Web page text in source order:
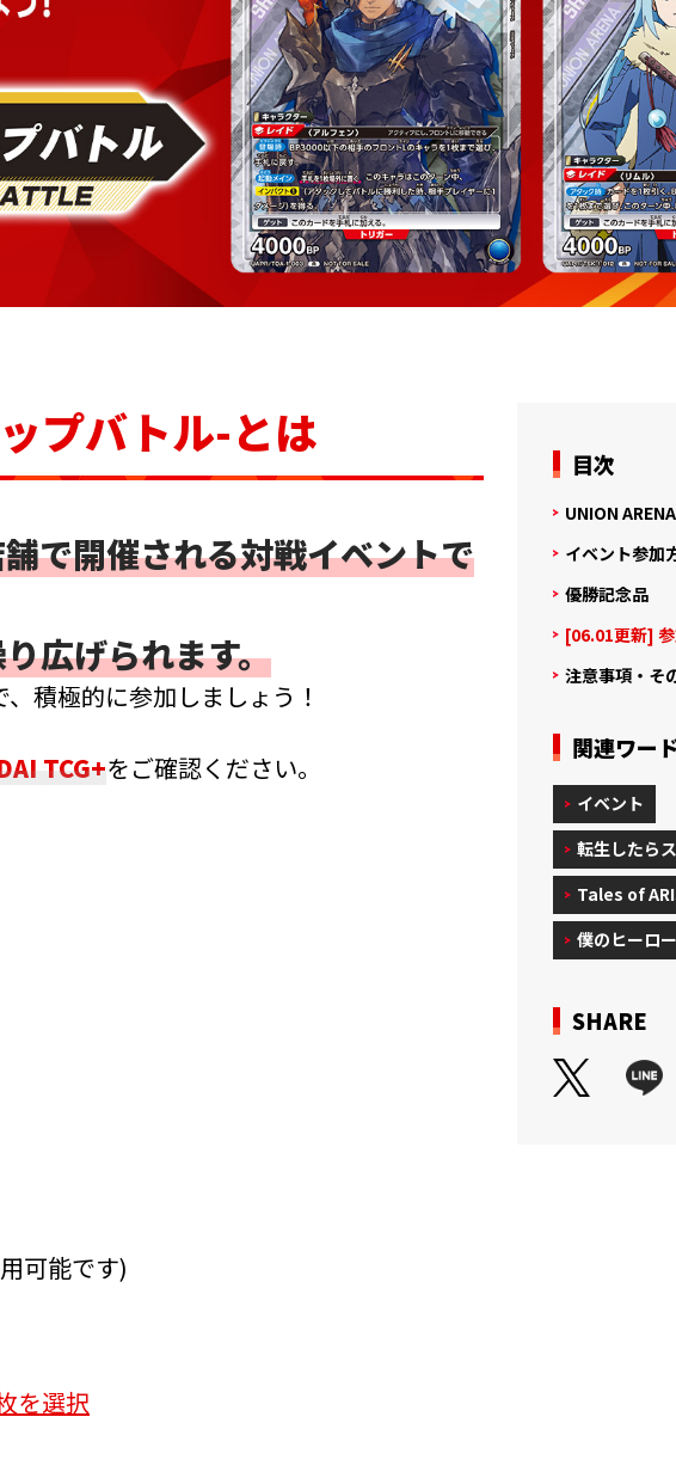
プバトル-とは
で開催される対戦イベントで
広げられます。
積極的に参加しましょう！
TCG+をご確認ください。
可能です)
を選択
目次
UNION
イベント参加
優勝記念品
[06.01更新]
注意事項・そ
関連ワー
イベント
転生したら
Tales of
僕のヒーロ
SHARE